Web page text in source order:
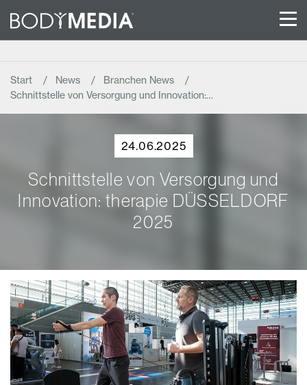
Start News
Branchen News
Schnittstelle von Versorgung und Innovation:…
24.06.2025
Schnittstelle von Versorgung und
Innovation: therapie DÜSSELDORF
2025